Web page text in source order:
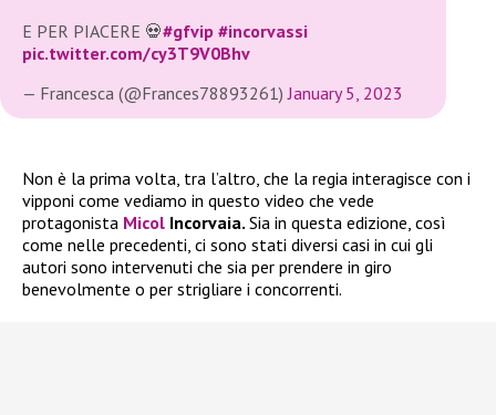
E PER PIACERE 💀#gfvip #incorvassi
pic.twitter.com/cy3T9V0Bhv
— Francesca (@Frances78893261)January 5, 2023
Non è la prima volta, tra l’altro, che la regia interagisce con i
vipponi come vediamo in questo video che vede
protagonista Micol Incorvaia. Sia in questa edizione, così
come nelle precedenti, ci sono stati diversi casi in cui gli
autori sono intervenuti che sia per prendere in giro
benevolmente o per strigliare i concorrenti.